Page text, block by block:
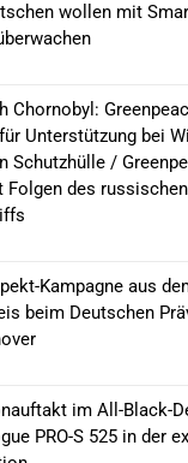
wollen mit
Chornobyl:
Unterstützung bei
Schutzhülle /
Folgen des russischen
Kampagne aus
beim Deutschen
im All-Black-
PRO-S 525 in der